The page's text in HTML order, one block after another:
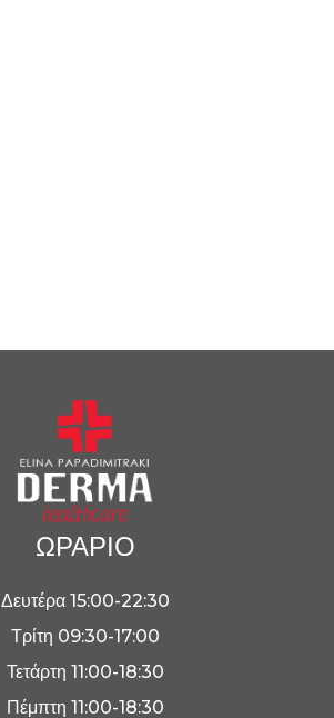
ΩΡΑΡΙΟ
Δευτέρα 15:00-22:30
Τρίτη 09:30-17:00
Τετάρτη 11:00-18:30
Πέμπτη 11:00-18:30